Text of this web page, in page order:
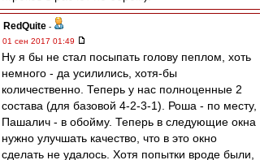
RedQuite -
01 сен 2017 01:49
Ну я бы не стал посыпать голову пеплом, хоть
немного - да усилились, хотя-бы
количественно. Теперь у нас полноценные 2
состава (для базовой 4-2-3-1). Роша - по месту,
Пашалич - в обойму. Теперь в следующие окна
нужно улучшать качество, что в это окно
сделать не удалось. Хотя попытки вроде были,